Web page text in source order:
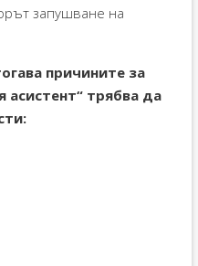
запушване на
причините за
трябва да